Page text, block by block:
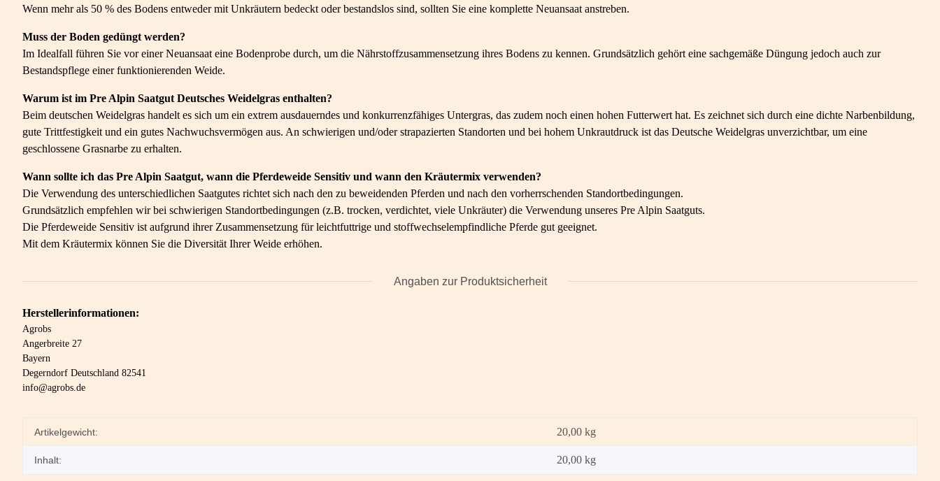
Wenn mehr als 50 % des Bodens entweder mit Unkräutern bedeckt oder bestandslos sind, sollten Sie eine komplette Neuansaat anstreben.
Muss der Boden gedüngt werden?
Im Idealfall führen Sie vor einer Neuansaat eine Bodenprobe durch, um die Nährstoffzusammensetzung ihres Bodens zu kennen. Grundsätzlich gehört eine sachgemäße Düngung jedoch auch zur
Bestandspflege einer funktionierenden Weide.
Warum ist im Pre Alpin Saatgut Deutsches Weidelgras enthalten?
Beim deutschen Weidelgras handelt es sich um ein extrem ausdauerndes und konkurrenzfähiges Untergras, das zudem noch einen hohen Futterwert hat. Es zeichnet sich durch eine dichte Narbenbildung,
gute Trittfestigkeit und ein gutes Nachwuchsvermögen aus. An schwierigen und/oder strapazierten Standorten und bei hohem Unkrautdruck ist das Deutsche Weidelgras unverzichtbar, um eine
geschlossene Grasnarbe zu erhalten.
Wann sollte ich das Pre Alpin Saatgut, wann die Pferdeweide Sensitiv und wann den Kräutermix verwenden?
Die Verwendung des unterschiedlichen Saatgutes richtet sich nach den zu beweidenden Pferden und nach den vorherrschenden Standortbedingungen.
Grundsätzlich empfehlen wir bei schwierigen Standortbedingungen (z.B. trocken, verdichtet, viele Unkräuter) die Verwendung unseres Pre Alpin Saatguts.
Die Pferdeweide Sensitiv ist aufgrund ihrer Zusammensetzung für leichtfuttrige und stoffwechselempfindliche Pferde gut geeignet.
Mit dem Kräutermix können Sie die Diversität Ihrer Weide erhöhen.
Angaben zur Produktsicherheit
Herstellerinformationen:
Agrobs
Angerbreite 27
Bayern
Degerndorf Deutschland 82541
info@agrobs.de
Artikelgewicht: 20,00 kg
Inhalt: 20,00 kg